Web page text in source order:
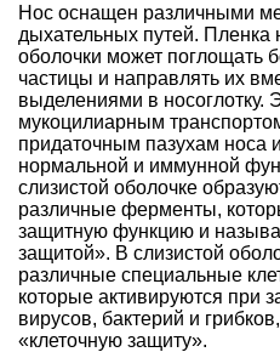
Нос оснащен различными
дыхательных путей. Пленка
оболочки может поглощать
частицы и направлять их
выделениями в носоглотку.
мукоцилиарным
придаточным пазухам носа
нормальной и иммунной
слизистой оболочке
различные ферменты,
защитную функцию и
защитой». В слизистой
различные специальные
которые активируются при
вирусов, бактерий и
«клеточную защиту».